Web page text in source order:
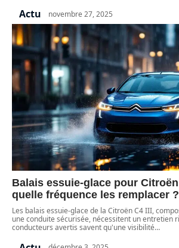
Actu novembre 27, 2025
Balais essuie-glace pour
quelle fréquence les remplacer ?
Les balais essuie-glace de la Citroën C4 III,
une conduite sécurisée, nécessitent un entretien
conducteurs avertis savent qu'une visibilité…